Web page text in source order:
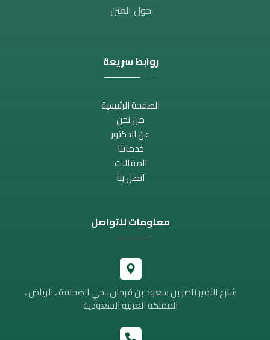
حول العين
روابط سريعة
الصفحة الرئيسية
من نحن
عن الدكتور
خدماتنا
المقالات
اتصل بنا
معلومات للتواصل
شارع الأمير ناصر بن سعود بن فرحان ، حي الصحافة ، الرياض ،
المملكة العربية السعودية